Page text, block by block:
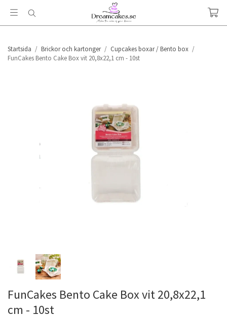
Startsida / Brickor och kartonger / Cupcakes boxar / Bento box /
FunCakes Bento Cake Box vit 20,8x22,1 cm - 10st
FunCakes Bento Cake Box vit 20,8x22,1
cm - 10st